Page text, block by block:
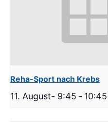
Reha-Sport nach Krebs
11. August- 9:45 - 10:45